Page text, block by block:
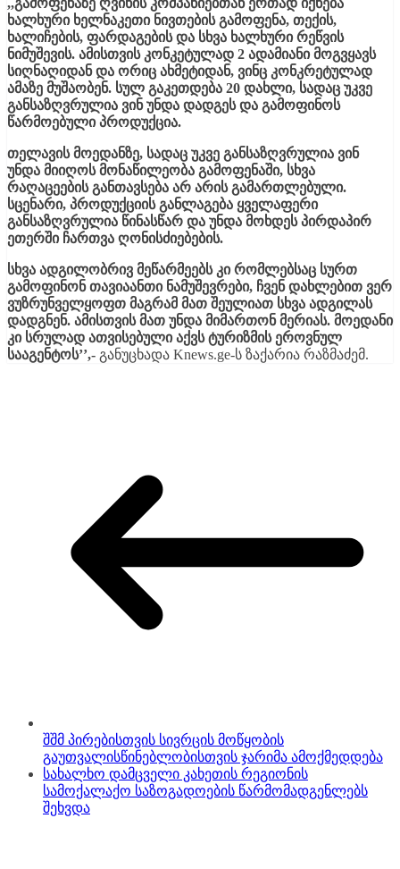
,,გამოფენაზე ღვინის კომპანიებთან ერთად იქნება
ხალხური ხელნაკეთი ნივთების გამოფენა, თექის,
ხალიჩების, ფარდაგების და სხვა ხალხური რეწვის
ნიმუშევის. ამისთვის კონკეტულად 2 ადამიანი მოგვყავს
სიღნაღიდან და ორიც ახმეტიდან, ვინც კონკრეტულად
ამაზე მუშაობენ. სულ გაკეთდება 20 დახლი, სადაც უკვე
განსაზღვრულია ვინ უნდა დადგეს და გამოფინოს
წარმოებული პროდუქცია.
თელავის მოედანზე, სადაც უკვე განსაზღვრულია ვინ
უნდა მიიღოს მონაწილეობა გამოფენაში, სხვა
რაღაცეების განთავსება არ არის გამართლებული.
სცენარი, პროდუქციის განლაგება ყველაფერი
განსაზღვრულია წინასწარ და უნდა მოხდეს პირდაპირ
ეთერში ჩართვა ღონისძიებების.
სხვა ადგილობრივ მეწარმეებს კი რომლებსაც სურთ
გამოფინონ თავიაანთი ნამუშევრები, ჩვენ დახლებით ვერ
ვუზრუნველყოფთ მაგრამ მათ შეულიათ სხვა ადგილას
დადგნენ. ამისთვის მათ უნდა მიმართონ მერიას. მოედანი
კი სრულად ათვისებული აქვს ტურიზმის ეროვნულ
სააგენტოს’’,- განუცხადა Knews.ge-ს ზაქარია რაზმაძემ.
შშმ პირებისთვის სივრცის მოწყობის
გაუთვალისწინებლობისთვის ჯარიმა ამოქმედდება
სახალხო დამცველი კახეთის რეგიონის
სამოქალაქო საზოგადოების წარმომადგენლებს
შეხვდა